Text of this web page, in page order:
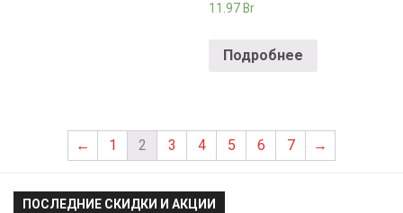
11.97 Br
Подробнее
← 1 2 3 4 5 6 7 →
ПОСЛЕДНИЕ СКИДКИ И АКЦИИ